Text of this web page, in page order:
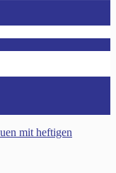
mit heftigen